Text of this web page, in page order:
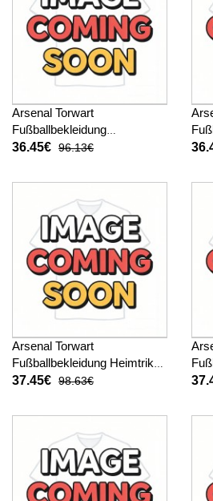
Arsenal Torwart
Fußballbekleidung
Auswärtstrikot Kinder 2025-
36.45€ 96.13€
Arsenal Torwart
Fußballbekleidung Heimtrikot
Kinder 2025-26 Langarm (+
37.45€ 98.63€